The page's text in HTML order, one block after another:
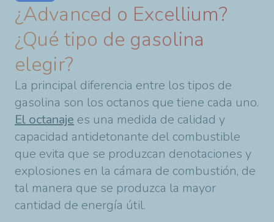
¿Advanced o Excellium?
¿Qué tipo de gasolina
elegir?
La principal diferencia entre los tipos de
gasolina son los octanos que tiene cada uno.
El octanaje es una medida de calidad y
capacidad antidetonante del combustible
que evita que se produzcan denotaciones y
explosiones en la cámara de combustión, de
tal manera que se produzca la mayor
cantidad de energía útil.